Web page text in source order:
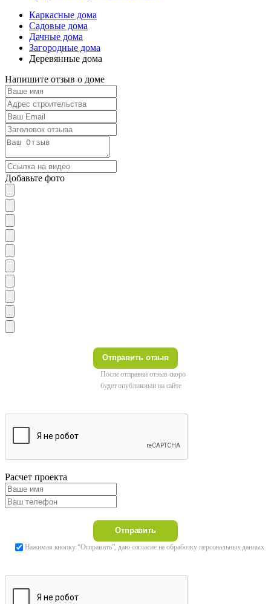
Каркасные дома
Садовые дома
Дачные дома
Загородные дома
Деревянные дома
Напишите отзыв о доме
Добавьте фото
После отправки отзыв скоро
будет опубликован на сайте
Расчет проекта
Нажимая кнопку “Отправить”, даю согласие на обработку персональных данных